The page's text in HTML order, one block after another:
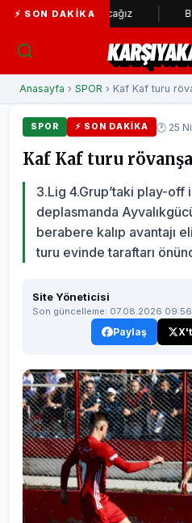
⚡ SON DAKIKA
bırakacağız Bahadır
Anasayfa › SPOR › Kaf Kaf turu
SPOR ⚡ SON DAKIKA 🕐 25
Kaf Kaf turu
3.Lig 4.Grup’taki play-off
deplasmanda
berabere kalıp avantajı
turu evinde taraftarı
Site Yöneticisi
Son güncelleme: 07.08.2026 09:56
Paylaş